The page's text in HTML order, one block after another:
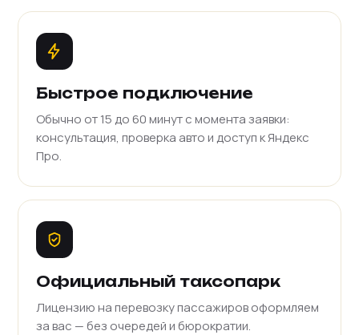
Быстрое подключение
Обычно от 15 до 60 минут с момента заявки:
консультация, проверка авто и доступ к Яндекс
Про.
Официальный таксопарк
Лицензию на перевозку пассажиров оформляем
за вас — без очередей и бюрократии.